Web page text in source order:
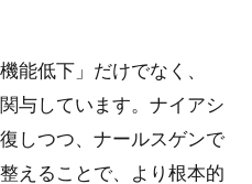
能低下」だけでなく、
与しています。ナイアシ
しつつ、ナールスゲンで
えることで、より根本的